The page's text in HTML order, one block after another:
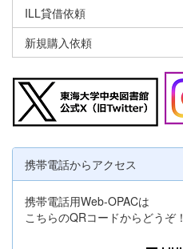
ILL貸借依頼
新規購入依頼
携帯電話からアクセス
携帯電話用Web-OPACは
こちらのQRコードからどうぞ！